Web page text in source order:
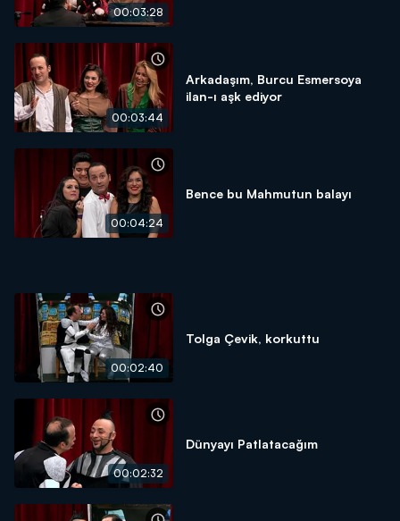
00:03:28
00:03:44
Arkadaşım, Burcu Esmersoya
ilan-ı aşk ediyor
00:04:24
Bence bu Mahmutun balayı
00:02:40
Tolga Çevik, korkuttu
00:02:32
Dünyayı Patlatacağım